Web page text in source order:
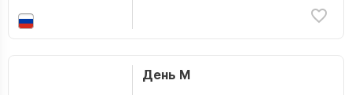
День М